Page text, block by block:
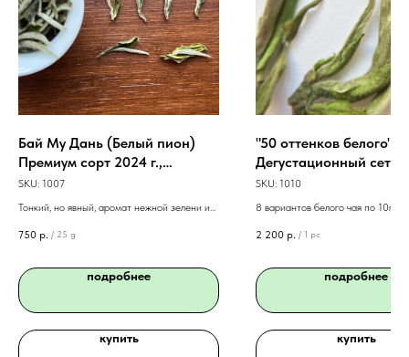
Бай Му Дань (Белый пион)
Премиум сорт 2024 г.,
Фуцзянь, 25 г
SKU: 1007
Тонкий, но явный, аромат нежной зелени и
750 р. / 25 g
подробнее
купить
"50 оттенков белого"
Дегустационный сет
чая, 80 г
SKU: 1010
8 вариантов белого чая по 10г
открытка в подарок!
2 200 р. / 1 pc
подробнее
купить